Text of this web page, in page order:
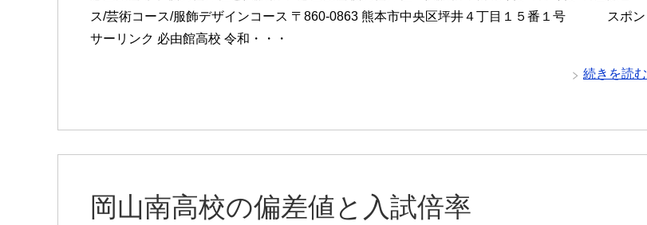
ス/芸術コース/服飾デザインコース 〒860-0863 熊本市中央区坪井４丁目１５番１号 スポン
サーリンク 必由館高校 令和・・・
続きを読む
岡山南高校の偏差値と入試倍率